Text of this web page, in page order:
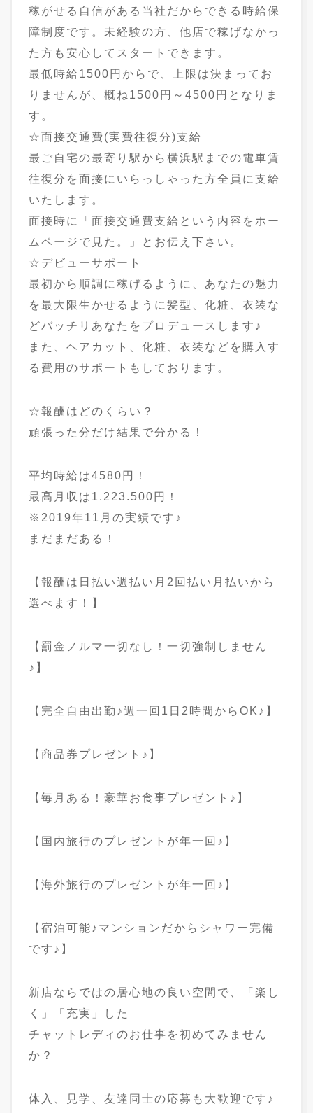
稼がせる自信がある当社だからできる時給保
障制度です。未経験の方、他店で稼げなかっ
た方も安心してスタートできます。
最低時給1500円からで、上限は決まってお
りませんが、概ね1500円～4500円となりま
す。
☆面接交通費(実費往復分)支給
最ご自宅の最寄り駅から横浜駅までの電車賃
往復分を面接にいらっしゃった方全員に支給
いたします。
面接時に「面接交通費支給という内容をホー
ムページで見た。」とお伝え下さい。
☆デビューサポート
最初から順調に稼げるように、あなたの魅力
を最大限生かせるように髪型、化粧、衣装な
どバッチリあなたをプロデュースします♪
また、ヘアカット、化粧、衣装などを購入す
る費用のサポートもしております。
☆報酬はどのくらい？
頑張った分だけ結果で分かる！
平均時給は4580円！
最高月収は1.223.500円！
※2019年11月の実績です♪
まだまだある！
【報酬は日払い週払い月2回払い月払いから
選べます！】
【罰金ノルマ一切なし！一切強制しません
♪】
【完全自由出勤♪週一回1日2時間からOK♪】
【商品券プレゼント♪】
【毎月ある！豪華お食事プレゼント♪】
【国内旅行のプレゼントが年一回♪】
【海外旅行のプレゼントが年一回♪】
【宿泊可能♪マンションだからシャワー完備
です♪】
新店ならではの居心地の良い空間で、「楽し
く」「充実」した
チャットレディのお仕事を初めてみません
か？
体入、見学、友達同士の応募も大歓迎です♪